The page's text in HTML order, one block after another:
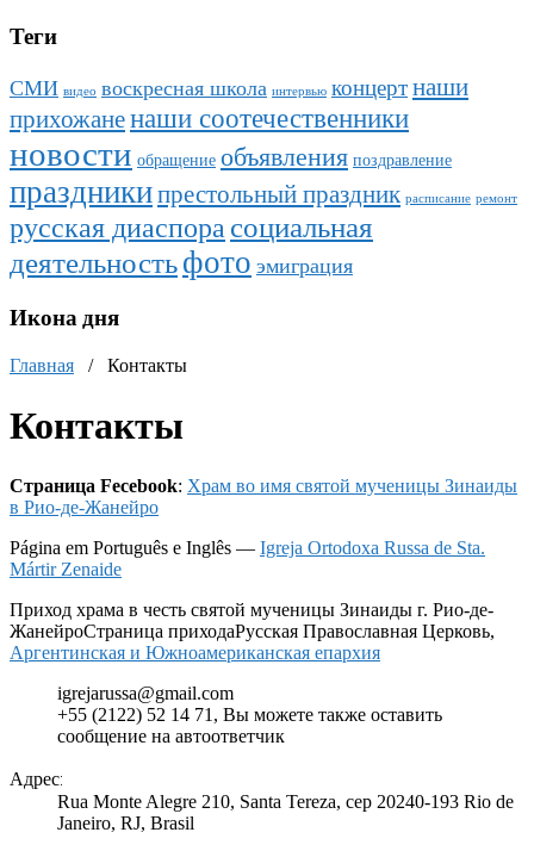
Теги
СМИ видео воскресная школа интервью концертнаши
прихожаненаши соотечественники
новости обращение объявления поздравление
праздникипрестольный праздник расписание ремонт
русская диаспорасоциальная
деятельностьфото эмиграция
Икона дня
Главная / Контакты
Контакты
Страница Fecebook: Храм во имя святой мученицы Зинаиды
в Рио-де-Жанейро
Página em Português e Inglês — Igreja Ortodoxa Russa de Sta.
Mártir Zenaide
Приход храма в честь святой мученицы Зинаиды г. Рио-де-
ЖанейроСтраница приходаРусская Православная Церковь,
Аргентинская и Южноамериканская епархия
igrejarussa@gmail.com
+55 (2122) 52 14 71, Вы можете также оставить
сообщение на автоответчик
Адрес:
Rua Monte Alegre 210, Santa Tereza, cep 20240-193 Rio de
Janeiro, RJ, Brasil